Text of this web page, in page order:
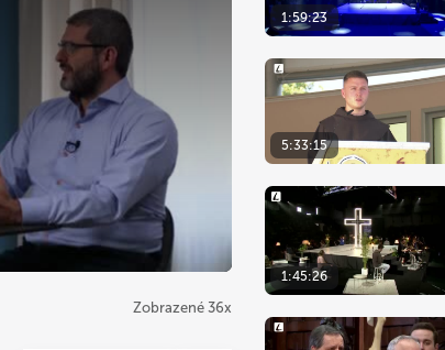
Zobrazené 36x
1:59:23
5:33:15
1:45:26